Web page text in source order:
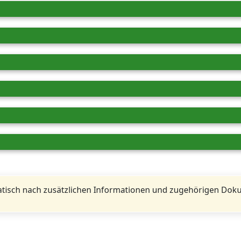
nach zusätzlichen Informationen und zugehörigen